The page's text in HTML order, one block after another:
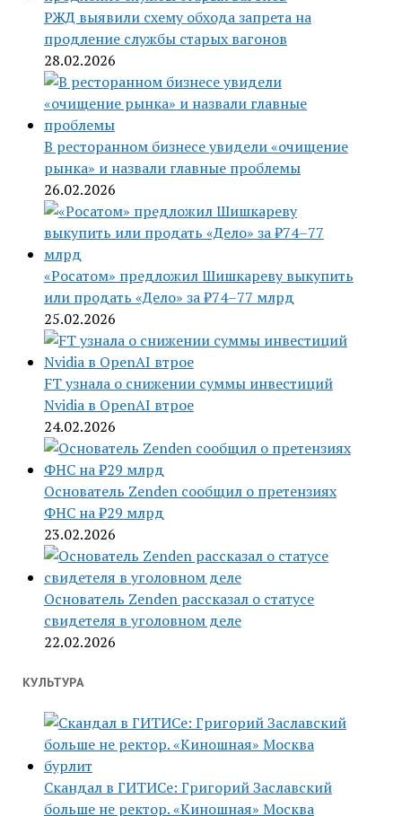
РЖД выявили схему обхода запрета на
продление службы старых вагонов
28.02.2026
В ресторанном бизнесе увидели «очищение
рынка» и назвали главные проблемы
26.02.2026
«Росатом» предложил Шишкареву выкупить
или продать «Дело» за ₽74–77 млрд
25.02.2026
FT узнала о снижении суммы инвестиций
Nvidia в OpenAI втрое
24.02.2026
Основатель Zenden сообщил о претензиях
ФНС на ₽29 млрд
23.02.2026
Основатель Zenden рассказал о статусе
свидетеля в уголовном деле
22.02.2026
КУЛЬТУРА
Скандал в ГИТИСе: Григорий Заславский
больше не ректор. «Киношная» Москва